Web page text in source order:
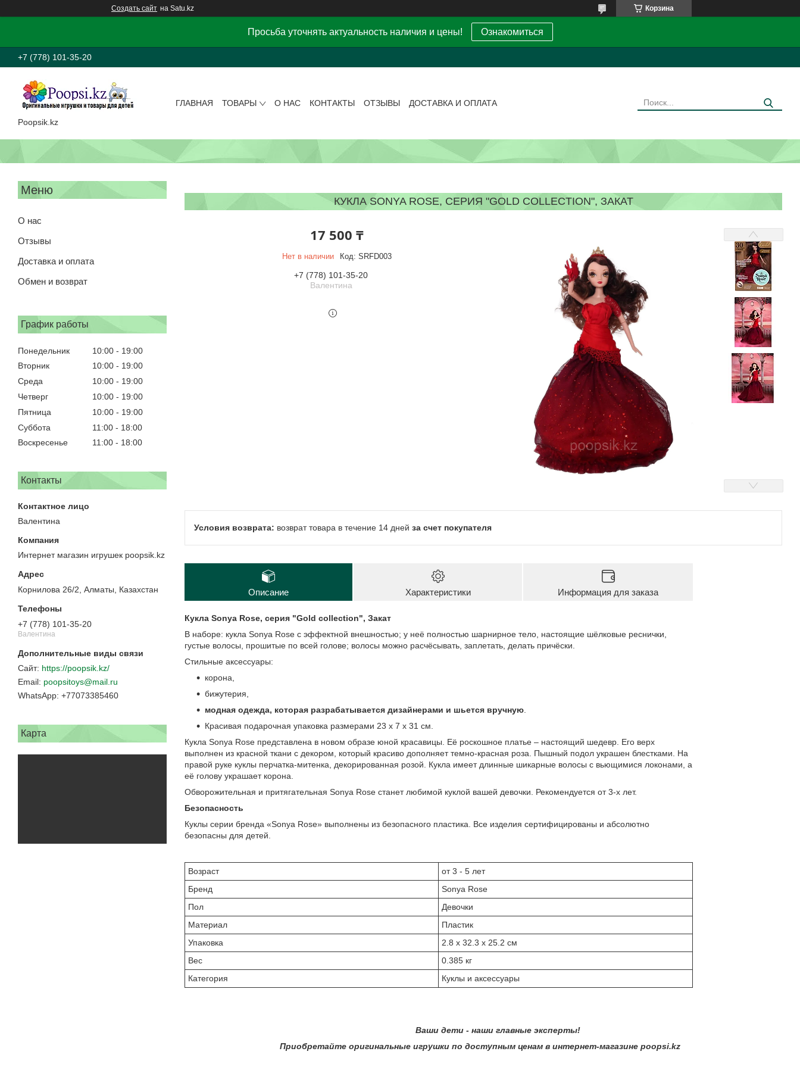
Создать сайт на Satu.kz Корзина
Просьба уточнять актуальность наличия и цены! Ознакомиться
+7 (778) 101-35-20
Poopsik.kz
ГЛАВНАЯ ТОВАРЫ О НАС КОНТАКТЫ ОТЗЫВЫ ДОСТАВКА И ОПЛАТА
О нас
Отзывы
Доставка и оплата
Обмен и возврат
График работы
Понедельник 10:00
19:00
Вторник
10:00
19:00
Среда
10:00
19:00
Четверг
10:00
19:00
Пятница
10:00
19:00
Суббота
11:00
18:00
Воскресенье
11:00 18:00
Контакты
Валентина
Интернет магазин игрушек poopsik.kz
Корнилова 26/2, Алматы, Казахстан
+7 (778) 101-35-20
Валентина
https://poopsik.kz/
poopsitoys@mail.ru
+77073385460
Карта
КУКЛА SONYA ROSE, СЕРИЯ "GOLD COLLECTION", ЗАКАТ
17 500 ₸
Нет в наличии Код: SRFD003
+7 (778) 101-35-20
Валентина
возврат товара в течение 14 дней за счет покупателя
Описание Характеристики Информация для заказа
Кукла Sonya Rose, серия "Gold collection", Закат
В наборе: кукла Sonya Rose с эффектной внешностью; у неё полностью шарнирное тело, настоящие шёлковые реснички,
густые волосы, прошитые по всей голове; волосы можно расчёсывать, заплетать, делать причёски.
Стильные аксессуары:
корона,
бижутерия,
модная одежда, которая разрабатывается дизайнерами и шьется вручную
Красивая подарочная упаковка размерами 23 х 7 х 31 см.
Кукла Sonya Rose представлена в новом образе юной красавицы. Её роскошное платье – настоящий шедевр. Его верх
выполнен из красной ткани с декором, который красиво дополняет темно-красная роза. Пышный подол украшен блестками. На
правой руке куклы перчатка-митенка, декорированная розой. Кукла имеет длинные шикарные волосы с вьющимися локонами, а
её голову украшает корона.
Обворожительная и притягательная Sonya Rose станет любимой куклой вашей девочки. Рекомендуется от 3-х лет.
Безопасность
Куклы серии бренда «Sonya Rose» выполнены из безопасного пластика. Все изделия сертифицированы и абсолютно
безопасны для детей.
Возраст
от 3 - 5 лет
Бренд
Sonya Rose
Пол
Девочки
Материал
Пластик
Упаковка
2.8 x 32.3 x 25.2 см
Вес
0.385 кг
Категория
Куклы и аксессуары
Ваши дети - наши главные эксперты!
Приобретайте оригинальные игрушки по доступным ценам в интернет-магазине poopsi.kz